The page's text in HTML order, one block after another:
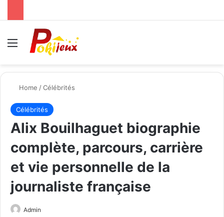
Menu
Home /Célébrités
Célébrités
Alix Bouilhaguet biographie
complète, parcours, carrière
et vie personnelle de la
journaliste française
Admin